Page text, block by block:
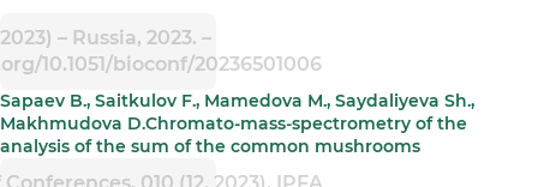
– Russia, 2023. –
10.1051/bioconf/20236501006
Sapaev B., Saitkulov F., Mamedova M., Saydaliyeva Sh.,
Makhmudova D.Chromato-mass-spectrometry of the
analysis of the sum of the common mushrooms